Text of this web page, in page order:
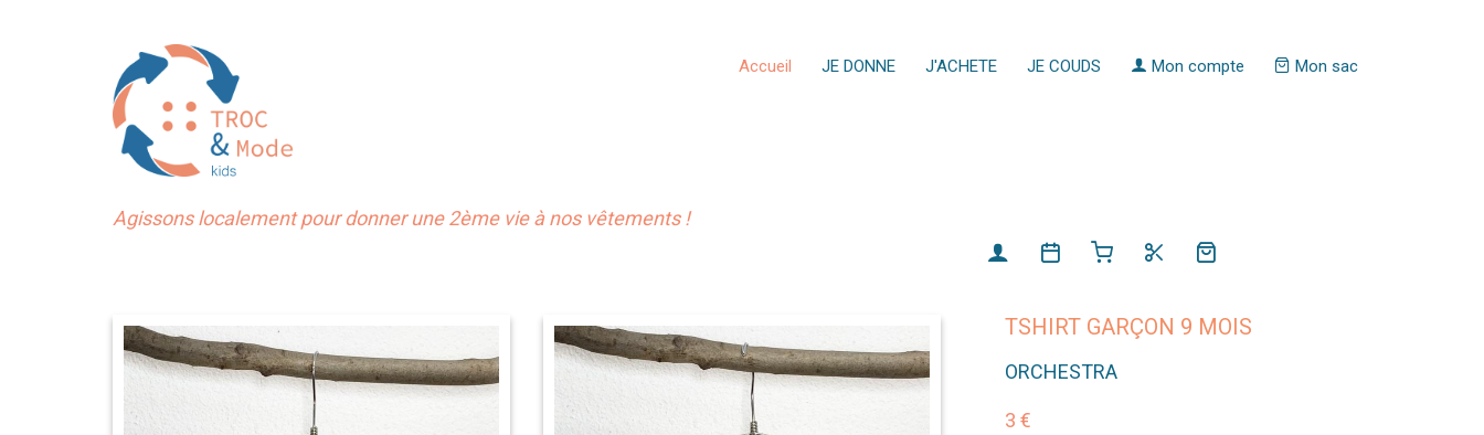
Accueil JE DONNE J'ACHETE JE COUDS Mon compte Mon sac
Agissons localement pour donner une 2ème vie à nos vêtements !
TSHIRT GARÇON 9 MOIS
ORCHESTRA
3 €